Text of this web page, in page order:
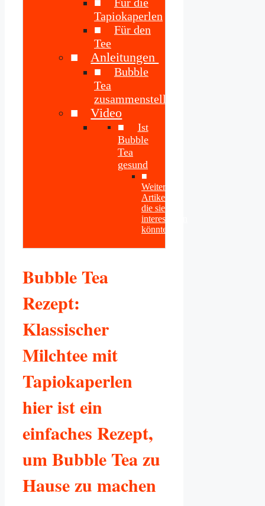
Tapiokaperlen
Für den
Tee
Anleitungen
Bubble
Tea
zusammenstellen
Video
Ist
Bubble
Tea
gesund
Weitere
Artikel
die sie
interessieren
könnten
Bubble Tea
Rezept:
Klassischer
Milchtee mit
Tapiokaperlen
hier ist ein
einfaches Rezept,
um Bubble Tea zu
Hause zu machen